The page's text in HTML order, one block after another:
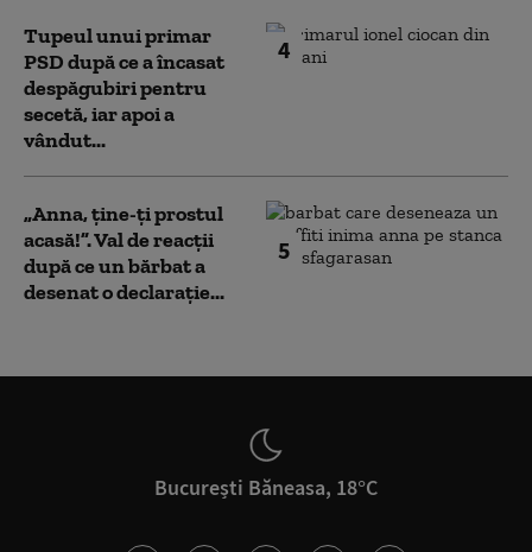
4
Tupeul unui primar
PSD după ce a încasat
despăgubiri pentru
secetă, iar apoi a
vândut...
5
„Anna, ţine-ţi prostul
acasă!”. Val de reacții
după ce un bărbat a
desenat o declarație...
București Băneasa, 18°C